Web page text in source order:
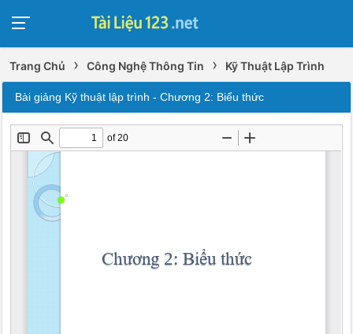
Trang Chủ › Công Nghệ Thông Tin › Kỹ Thuật Lập Trình
Bài giảng Kỹ thuật lập trình - Chương 2: Biểu thức